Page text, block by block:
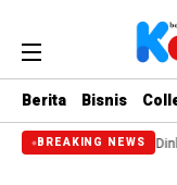
Berita Bisnis
BREAKING NEWS
Bangkinang Dinkes